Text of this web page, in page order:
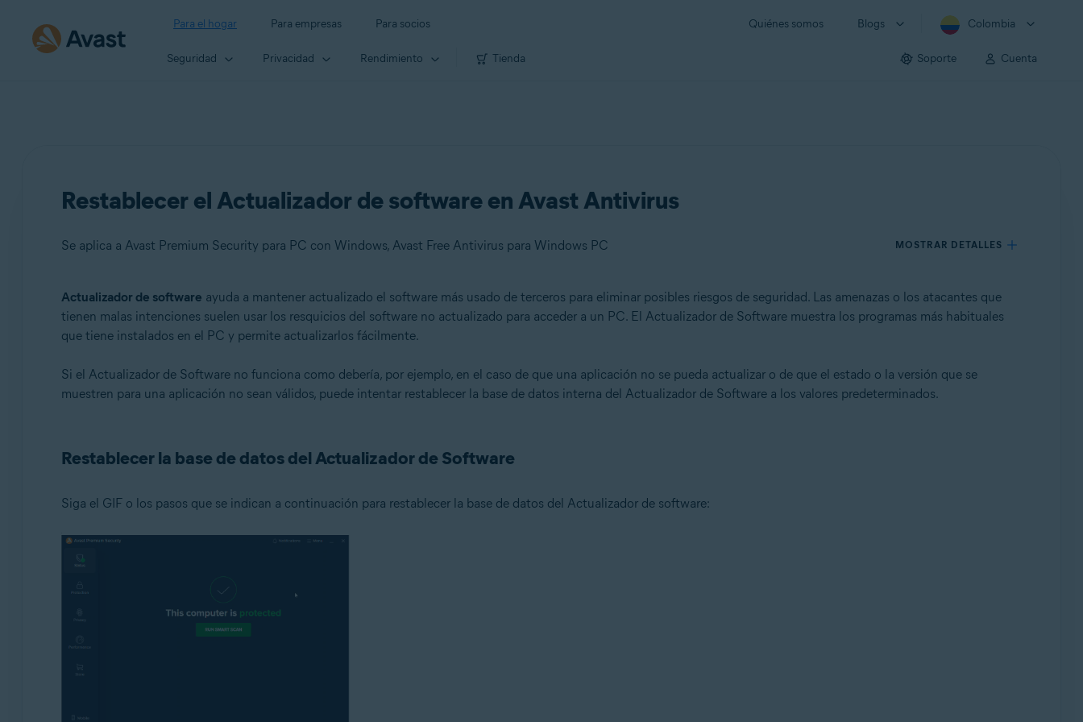
Para el hogar Para empresas Para socios Quiénes somos Blogs Colombia
Seguridad Privacidad Rendimiento Tienda Soporte Cuenta
Restablecer el Actualizador de software en Avast Antivirus
Se aplica a Avast Premium Security para PC con Windows, Avast Free Antivirus para Windows PC MOSTRAR DETALLES
Productos:
Avast Premium Security 22.x para PC con Windows
Sistemas operativos:
Microsoft Windows 8.1/Pro/Enterprise - 32 o 64 bits
Actualizador de software ayuda a mantener actualizado el software más usado de terceros para eliminar posibles riesgos de seguridad. Las amenazas o los atacantes que
tienen malas intenciones suelen usar los resquicios del software no actualizado para acceder a un PC. El Actualizador de Software muestra los programas más habituales
que tiene instalados en el PC y permite actualizarlos fácilmente.
Si el Actualizador de Software no funciona como debería, por ejemplo, en el caso de que una aplicación no se pueda actualizar o de que el estado o la versión que se
muestren para una aplicación no sean válidos, puede intentar restablecer la base de datos interna del Actualizador de Software a los valores predeterminados.
Restablecer la base de datos del Actualizador de Software
Siga el GIF o los pasos que se indican a continuación para restablecer la base de datos del Actualizador de software: